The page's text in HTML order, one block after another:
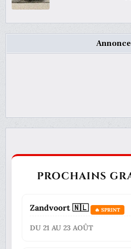
Annonce
PROCHAINS
Zandvoort 🇳🇱 🔥 SPRINT
DU 21 AU 23 AOÛT